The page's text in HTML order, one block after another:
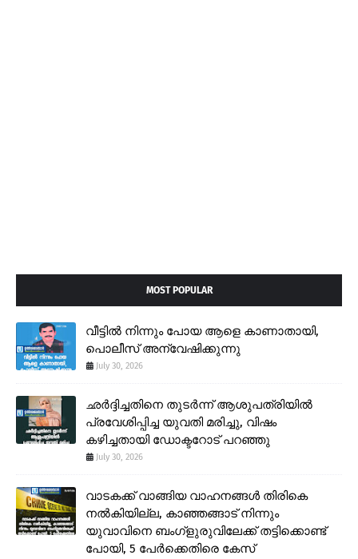
MOST POPULAR
വീട്ടിൽ നിന്നും പോയ ആളെ കാണാതായി,
പൊലീസ് അന്വേഷിക്കുന്നു
July 30, 2026
ഛർദ്ദിച്ചതിനെ തുടർന്ന് ആശുപത്രിയിൽ
പ്രവേശിപ്പിച്ച യുവതി മരിച്ചു, വിഷം
കഴിച്ചതായി ഡോക്ടറോട് പറഞ്ഞു
July 30, 2026
വാടകക്ക് വാങ്ങിയ വാഹനങ്ങൾ തിരികെ
നൽകിയില്ല, കാഞ്ഞങ്ങാട് നിന്നും
യുവാവിനെ ബംഗ്ളുരുവിലേക്ക് തട്ടിക്കൊണ്ട്
പോയി, 5 പേർക്കെതിരെ കേസ്